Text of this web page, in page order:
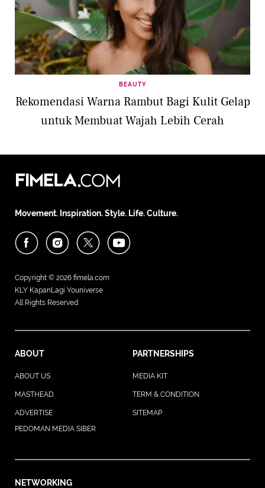
BEAUTY
Rekomendasi Warna Rambut Bagi Kulit Gelap
untuk Membuat Wajah Lebih Cerah
Movement. Inspiration. Style. Life. Culture.
Copyright © 2026 fimela.com
KLY KapanLagi Youniverse
All Rights Reserved
ABOUT PARTNERSHIPS
ABOUT US MEDIA KIT
MASTHEAD TERM & CONDITION
ADVERTISE
SITEMAP
PEDOMAN MEDIA SIBER
NETWORKING